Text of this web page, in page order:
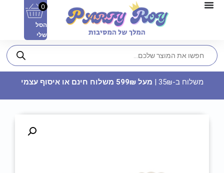
0
הסל
שלי
משלוח ב-35₪ | מעל 599₪ משלוח חינם או איסוף עצמי